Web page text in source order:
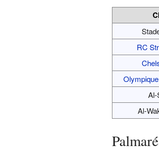
RC
Al-
Al-